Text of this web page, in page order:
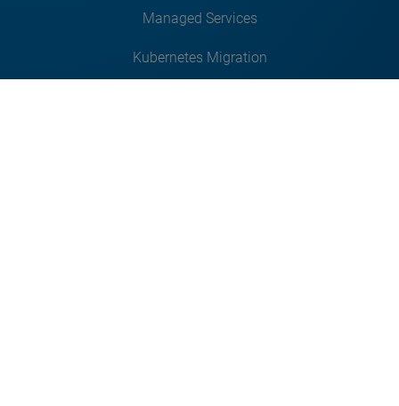
Managed Services
Kubernetes Migration